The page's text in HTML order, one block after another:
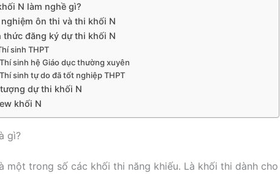
N làm nghề gì?
ôn thi và thi khối N
thức đăng ký dự thi khối N
sinh THPT
Thí sinh hệ Giáo dục thường xuyên
Thí sinh tự do đã tốt nghiệp THPT
dự thi khối N
khối N
gì?
một trong số các khối thi năng khiếu. Là khối thi dành